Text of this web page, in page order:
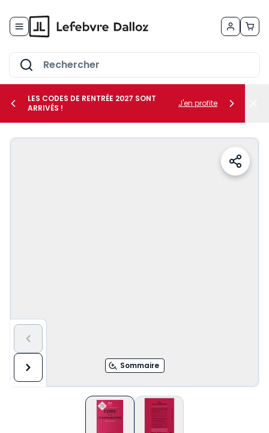
le sous-menu Vos métiers
LES CODES DE RENTRÉE 2027 SONT
ARRIVÉS !
J'en profite
Sommaire